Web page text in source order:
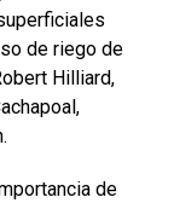
de riego de
Hilliard,
de